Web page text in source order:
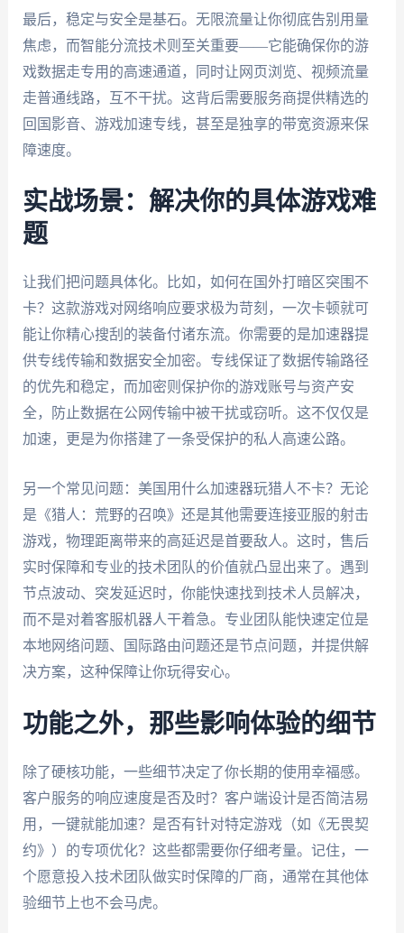
最后，稳定与安全是基石。无限流量让你彻底告别用量
焦虑，而智能分流技术则至关重要——它能确保你的游
戏数据走专用的高速通道，同时让网页浏览、视频流量
走普通线路，互不干扰。这背后需要服务商提供精选的
回国影音、游戏加速专线，甚至是独享的带宽资源来保
障速度。
实战场景：解决你的具体游戏难
题
让我们把问题具体化。比如，如何在国外打暗区突围不
卡？这款游戏对网络响应要求极为苛刻，一次卡顿就可
能让你精心搜刮的装备付诸东流。你需要的是加速器提
供专线传输和数据安全加密。专线保证了数据传输路径
的优先和稳定，而加密则保护你的游戏账号与资产安
全，防止数据在公网传输中被干扰或窃听。这不仅仅是
加速，更是为你搭建了一条受保护的私人高速公路。
另一个常见问题：美国用什么加速器玩猎人不卡？无论
是《猎人：荒野的召唤》还是其他需要连接亚服的射击
游戏，物理距离带来的高延迟是首要敌人。这时，售后
实时保障和专业的技术团队的价值就凸显出来了。遇到
节点波动、突发延迟时，你能快速找到技术人员解决，
而不是对着客服机器人干着急。专业团队能快速定位是
本地网络问题、国际路由问题还是节点问题，并提供解
决方案，这种保障让你玩得安心。
功能之外，那些影响体验的细节
除了硬核功能，一些细节决定了你长期的使用幸福感。
客户服务的响应速度是否及时？客户端设计是否简洁易
用，一键就能加速？是否有针对特定游戏（如《无畏契
约》）的专项优化？这些都需要你仔细考量。记住，一
个愿意投入技术团队做实时保障的厂商，通常在其他体
验细节上也不会马虎。